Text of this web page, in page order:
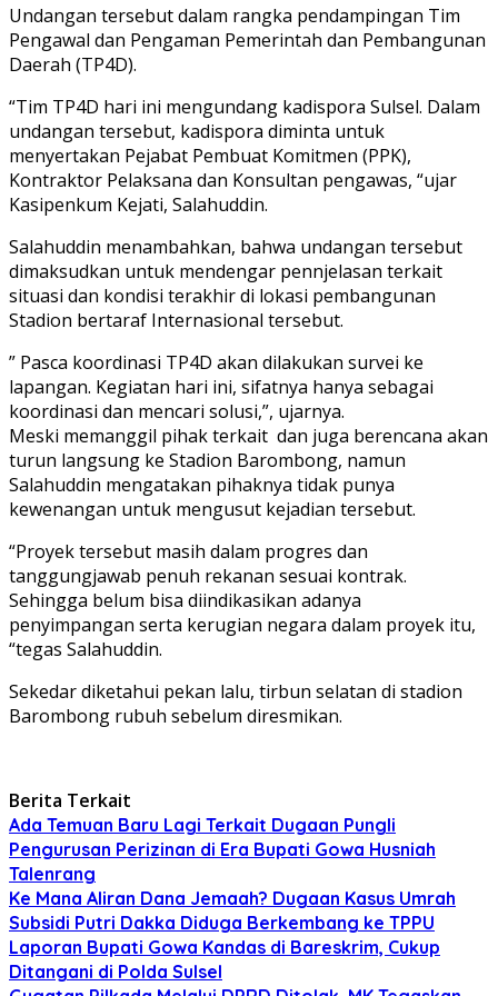
Undangan tersebut dalam rangka pendampingan Tim
Pengawal dan Pengaman Pemerintah dan Pembangunan
Daerah (TP4D).
“Tim TP4D hari ini mengundang kadispora Sulsel. Dalam
undangan tersebut, kadispora diminta untuk
menyertakan Pejabat Pembuat Komitmen (PPK),
Kontraktor Pelaksana dan Konsultan pengawas, “ujar
Kasipenkum Kejati, Salahuddin.
Salahuddin menambahkan, bahwa undangan tersebut
dimaksudkan untuk mendengar pennjelasan terkait
situasi dan kondisi terakhir di lokasi pembangunan
Stadion bertaraf Internasional tersebut.
” Pasca koordinasi TP4D akan dilakukan survei ke
lapangan. Kegiatan hari ini, sifatnya hanya sebagai
koordinasi dan mencari solusi,”, ujarnya.
Meski memanggil pihak terkait dan juga berencana akan
turun langsung ke Stadion Barombong, namun
Salahuddin mengatakan pihaknya tidak punya
kewenangan untuk mengusut kejadian tersebut.
“Proyek tersebut masih dalam progres dan
tanggungjawab penuh rekanan sesuai kontrak.
Sehingga belum bisa diindikasikan adanya
penyimpangan serta kerugian negara dalam proyek itu,
“tegas Salahuddin.
Sekedar diketahui pekan lalu, tirbun selatan di stadion
Barombong rubuh sebelum diresmikan.
Berita Terkait
Ada Temuan Baru Lagi Terkait Dugaan Pungli
Pengurusan Perizinan di Era Bupati Gowa Husniah
Talenrang
Ke Mana Aliran Dana Jemaah? Dugaan Kasus Umrah
Subsidi Putri Dakka Diduga Berkembang ke TPPU
Laporan Bupati Gowa Kandas di Bareskrim, Cukup
Ditangani di Polda Sulsel